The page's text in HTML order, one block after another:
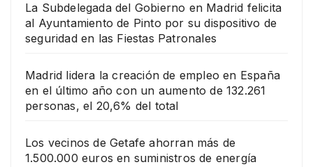
La Subdelegada del Gobierno en Madrid felicita
al Ayuntamiento de Pinto por su dispositivo de
seguridad en las Fiestas Patronales
Madrid lidera la creación de empleo en España
en el último año con un aumento de 132.261
personas, el 20,6% del total
Los vecinos de Getafe ahorran más de
1.500.000 euros en suministros de energía